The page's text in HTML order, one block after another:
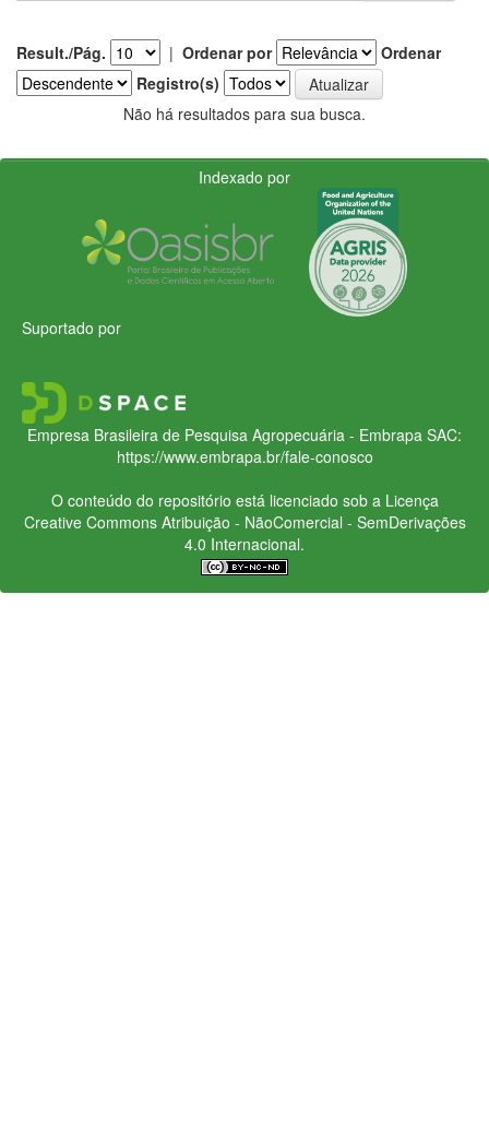
Result./Pág. | Ordenar por
Ordenar
Registro(s)
Não há resultados para sua busca.
Indexado por
Suportado por
Empresa Brasileira de Pesquisa Agropecuária - Embrapa SAC:
https://www.embrapa.br/fale-conosco
O conteúdo do repositório está licenciado sob a Licença
Creative CommonsAtribuição - NãoComercial - SemDerivações
4.0 Internacional.